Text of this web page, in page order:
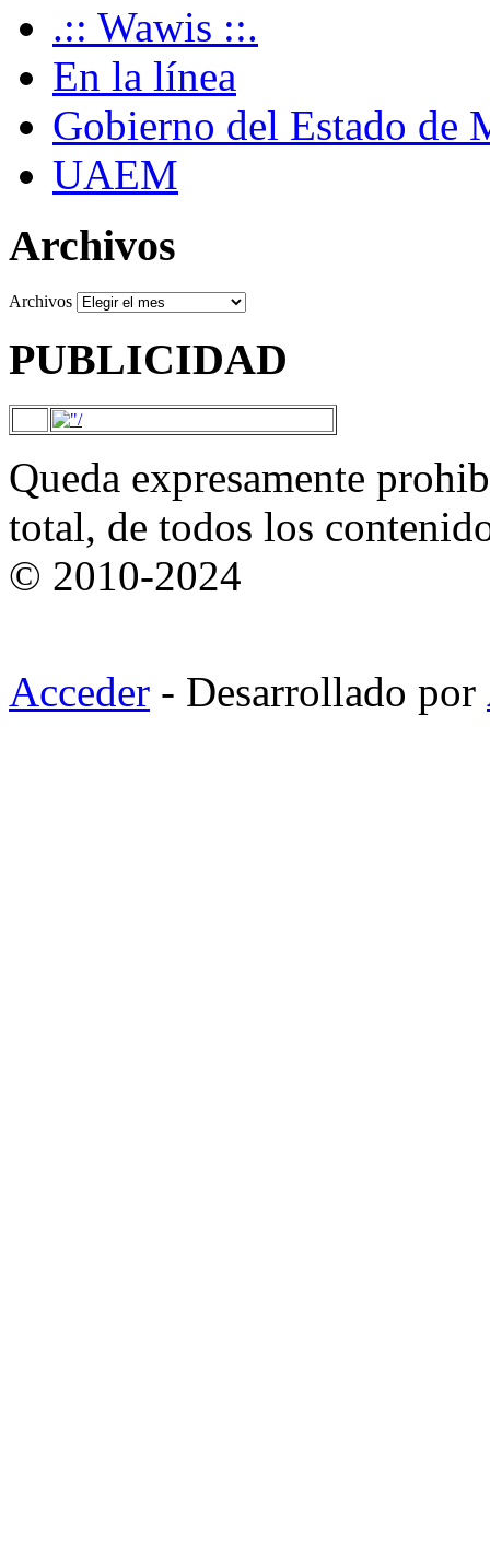
.:: Wawis ::.
En la línea
Gobierno del Estado de
UAEM
Archivos
Archivos
PUBLICIDAD
Queda expresamente
total, de todos los
© 2010-2024
Acceder - Desarrollado por